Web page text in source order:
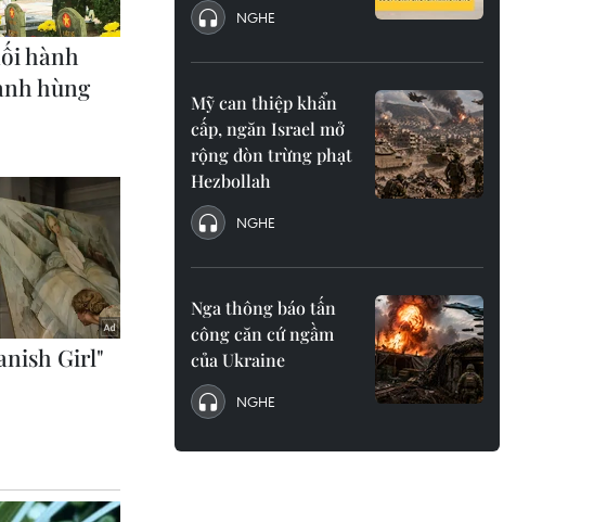
NGHE
Mỹ can thiệp khẩn
cấp, ngăn Israel mở
rộng đòn trừng phạt
Hezbollah
NGHE
Nga thông báo tấn
công căn cứ ngầm
của Ukraine
NGHE